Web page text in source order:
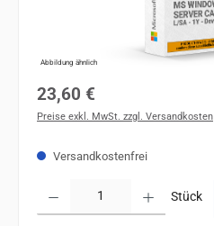
Abbildung ähnlich
Regulärer Preis:
23,60 €
Preise exkl. MwSt. zzgl. Versandkosten
Versandkostenfrei
Stück